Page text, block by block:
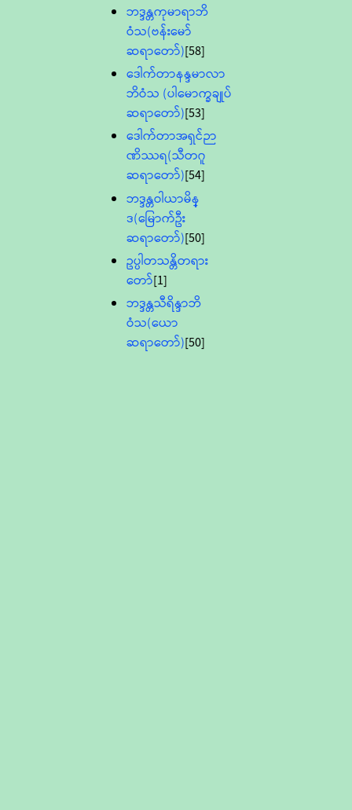
ဘဒ္ဒန္တကုမာရာဘိ
ဝံသ(ဗန်းမော်
ဆရာတော်)[58]
ဒေါက်တာနန္ဒမာလာ
ဘိဝံသ (ပါမောက္ခချုပ်
ဆရာတော်)[53]
ဒေါက်တာအရှင်ဉာ
ဏိဿရ(သီတဂူ
ဆရာတော်)[54]
ဘဒ္ဒန္တဝါယာမိန္
ဒ(မြောက်ဦး
ဆရာတော်)[50]
ဥပ္ပါတသန္တိတရား
တော်[1]
ဘဒ္ဒန္တသီရိန္ဒာဘိ
ဝံသ(ယော
ဆရာတော်)[50]